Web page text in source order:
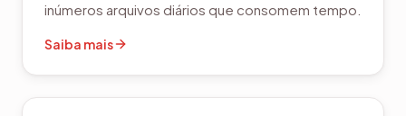
inúmeros arquivos diários que consomem tempo.
Saiba mais